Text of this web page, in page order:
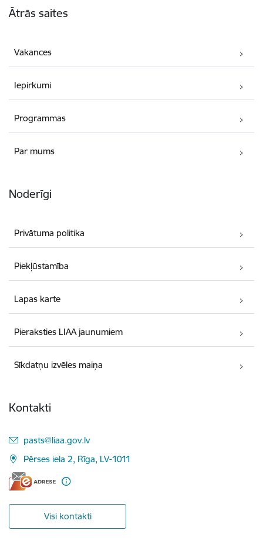
Ātrās saites
Vakances
Iepirkumi
Programmas
Par mums
Noderīgi
Privātuma politika
Piekļūstamība
Lapas karte
Pieraksties LIAA jaunumiem
Sīkdatņu izvēles maiņa
Kontakti
E-pasts:
pasts@liaa.gov.lv
Pērses iela 2, Rīga, LV-1011
Visi kontakti